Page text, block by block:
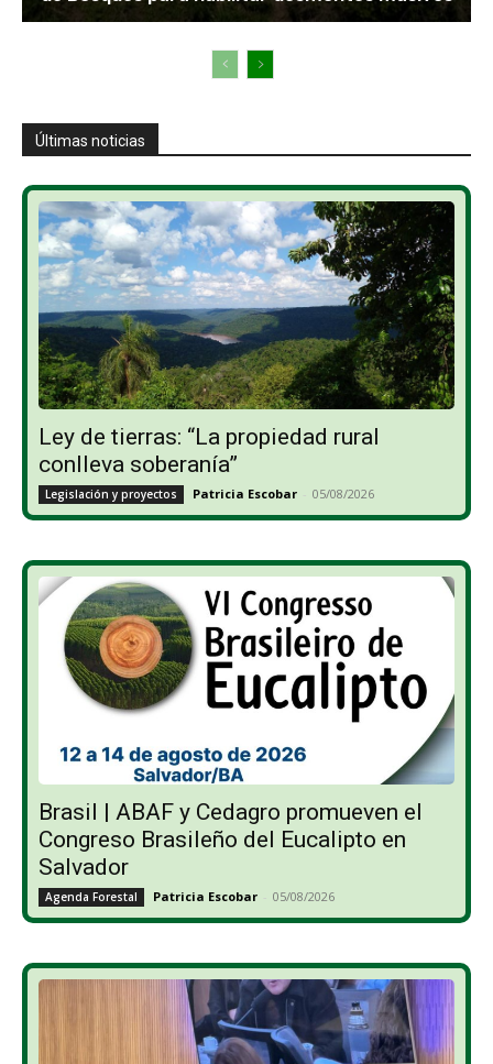
Últimas noticias
Ley de tierras: “La propiedad rural
conlleva soberanía”
Legislación y proyectos Patricia Escobar - 05/08/2026
Brasil | ABAF y Cedagro promueven el
Congreso Brasileño del Eucalipto en
Salvador
Agenda Forestal Patricia Escobar - 05/08/2026